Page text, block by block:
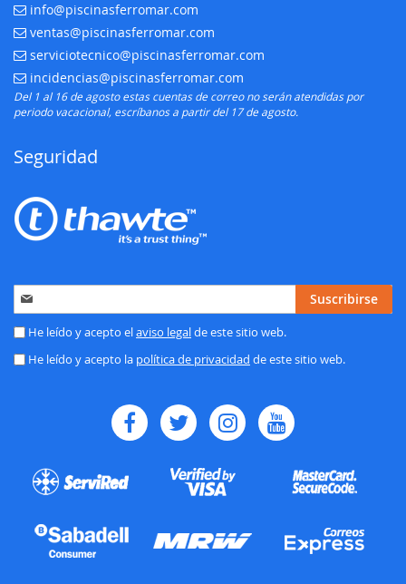
E-mail:
info@piscinasferromar.com
E-mail:
ventas@piscinasferromar.com
E-mail:
serviciotecnico@piscinasferromar.com
E-mail:
incidencias@piscinasferromar.com
Del 1 al 16 de agosto estas cuentas de correo no serán atendidas por
periodo vacacional, escríbanos a partir del 17 de agosto.
Seguridad
Inscríbase
a
nuestro
de
Suscribirse
He leído y acepto elaviso legalde este sitio web.
He leído y acepto la política de privacidad de este sitio web.